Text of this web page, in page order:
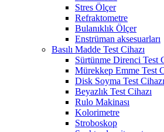
Stres Ölçer
Refraktometre
Bulanıklık Ölçer
Enstrüman aksesuarları
Basılı Madde Test Cihazı
Sürtünme Direnci Test
Mürekkep Emme Test
Disk Soyma Test Cihazı
Beyazlık Test Cihazı
Rulo Makinası
Kolorimetre
Stroboskop